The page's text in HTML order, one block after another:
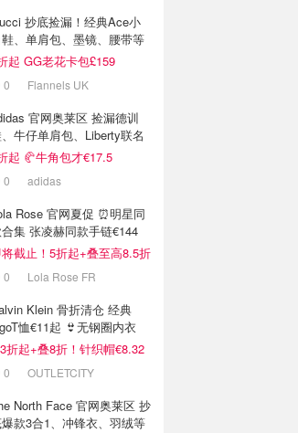
抄底捡漏！经典Ace小
、单肩包、墨镜、腰带等
起 GG老花卡包£159
0 Flannels UK
官网奥莱区 捡漏德训
牛仔单肩包、Liberty联名
起 🥐牛角包才€17.5
0 adidas
Rose 官网夏促 ⏰️明星同
集 张凌赫同款手链€144
截止！5折起+叠至高8.5折
0 Lola Rose FR
Klein 骨折清仓 经典
恤€11起 👙无钢圈内衣
折起+叠8折！针织帽€8.32
0
OUTLETCITY
North Face 官网奥莱区 抄
款3合1、冲锋衣、羽绒等